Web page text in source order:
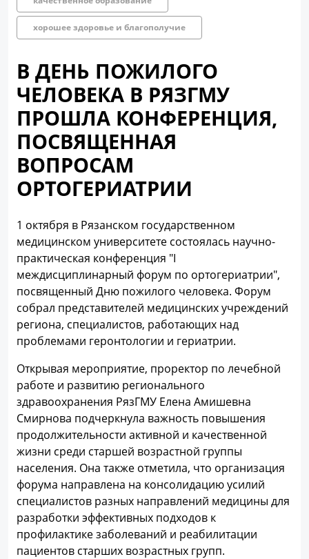
хорошее здоровье и благополучие
В ДЕНЬ ПОЖИЛОГО
ЧЕЛОВЕКА В РЯЗГМУ
ПРОШЛА КОНФЕРЕНЦИЯ,
ПОСВЯЩЕННАЯ
ВОПРОСАМ
ОРТОГЕРИАТРИИ
1 октября в Рязанском государственном
медицинском университете состоялась научно-
практическая конференция "I
междисциплинарный форум по ортогериатрии",
посвященный Дню пожилого человека. Форум
собрал представителей медицинских учреждений
региона, специалистов, работающих над
проблемами геронтологии и гериатрии.
Открывая мероприятие, проректор по лечебной
работе и развитию регионального
здравоохранения РязГМУ Елена Амишевна
Смирнова подчеркнула важность повышения
продолжительности активной и качественной
жизни среди старшей возрастной группы
населения. Она также отметила, что организация
форума направлена на консолидацию усилий
специалистов разных направлений медицины для
разработки эффективных подходов к
профилактике заболеваний и реабилитации
пациентов старших возрастных групп.